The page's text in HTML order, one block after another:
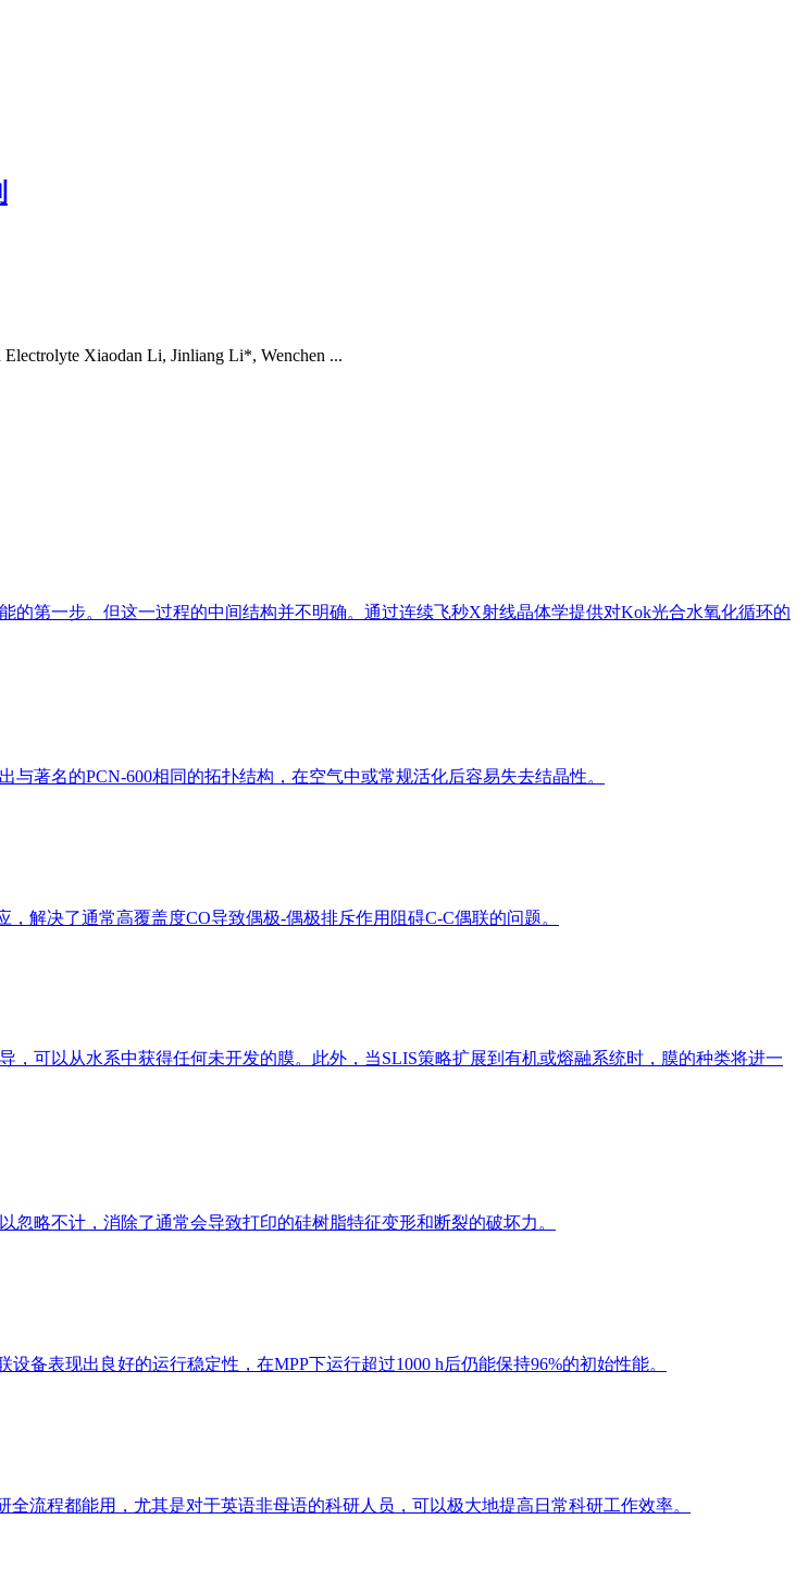
Electrolyte Xiaodan Li, Jinliang Li*, Wenchen ...
第一步。但这一过程的中间结构并不明确。通过连续飞秒X射线晶体学提供对Kok光合水氧化循环的
著名的PCN-600相同的拓扑结构，在空气中或常规活化后容易失去结晶性。
解决了通常高覆盖度CO导致偶极-偶极排斥作用阻碍C-C偶联的问题。
可以从水系中获得任何未开发的膜。此外，当SLIS策略扩展到有机或熔融系统时，膜的种类将进一
略不计，消除了通常会导致打印的硅树脂特征变形和断裂的破坏力。
备表现出良好的运行稳定性，在MPP下运行超过1000 h后仍能保持96%的初始性能。
流程都能用，尤其是对于英语非母语的科研人员，可以极大地提高日常科研工作效率。